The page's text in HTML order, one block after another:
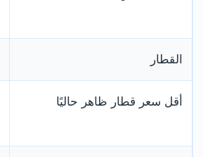
القطار
أقل سعر قطار ظاهر حاليًا